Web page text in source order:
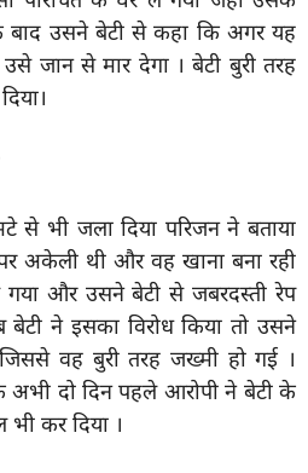
बाद उसने बेटी से कहा कि अगर यह
जान से मार देगा । बेटी बुरी तरह
से भी जला दिया परिजन ने बताया
अकेली थी और वह खाना बना रही
और उसने बेटी से जबरदस्ती रेप
ने इसका विरोध किया तो उसने
वह बुरी तरह जख्मी हो गई ।
अभी दो दिन पहले आरोपी ने बेटी के
भी कर दिया ।